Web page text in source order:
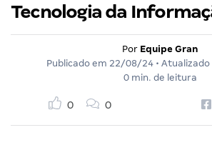
Tecnologia da
Por Equipe Gran
Publicado em 22/08/24 • Atualizado
0 min. de leitura
0 0